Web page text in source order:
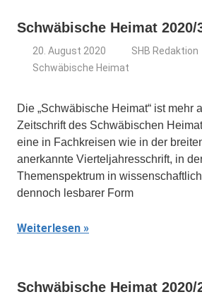
Schwäbische Heimat 2020/
20. August 2020
SHB Redaktion
Schwäbische Heimat
Die „Schwäbische Heimat“ ist mehr
Zeitschrift des Schwäbischen
eine in Fachkreisen wie in der
anerkannte Vierteljahresschrift, in
Themenspektrum in
dennoch lesbarer Form
Weiterlesen
Schwäbische Heimat 2020/